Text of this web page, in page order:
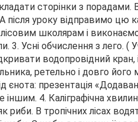
сторінки з
уроку відправимо цю
школярам і
3. Усні обчислення з лего. (
водопровідний кран, і
ретельно і довго його
єнота: презентація
4. Каліграфічна
В тропічних лісах